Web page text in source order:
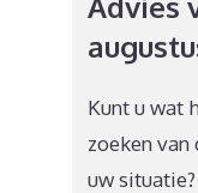
Kunt u wat
zoeken
uw